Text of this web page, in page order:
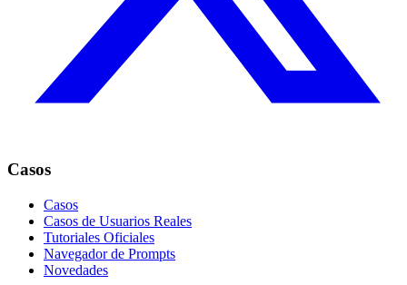
Casos
Casos
Casos de Usuarios Reales
Tutoriales Oficiales
Navegador de Prompts
Novedades